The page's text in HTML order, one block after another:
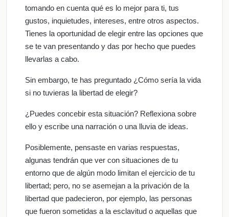
tomando en cuenta qué es lo mejor para ti, tus
gustos, inquietudes, intereses, entre otros aspectos.
Tienes la oportunidad de elegir entre las opciones que
se te van presentando y das por hecho que puedes
llevarlas a cabo.
Sin embargo, te has preguntado ¿Cómo sería la vida
si no tuvieras la libertad de elegir?
¿Puedes concebir esta situación? Reflexiona sobre
ello y escribe una narración o una lluvia de ideas.
Posiblemente, pensaste en varias respuestas,
algunas tendrán que ver con situaciones de tu
entorno que de algún modo limitan el ejercicio de tu
libertad; pero, no se asemejan a la privación de la
libertad que padecieron, por ejemplo, las personas
que fueron sometidas a la esclavitud o aquellas que